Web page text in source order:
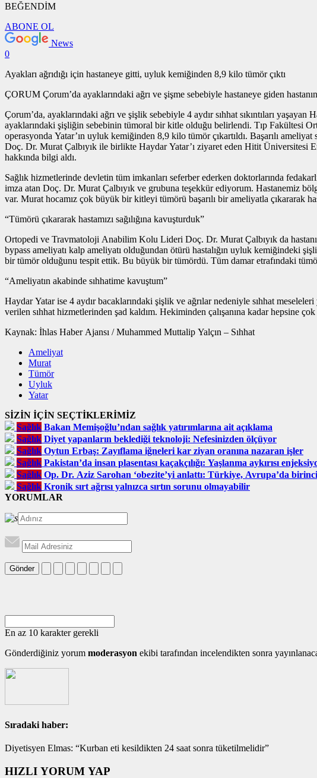
BEĞENDİM
ABONE OL
News
0
Ayakları ağrıdığı için hastaneye gitti, uyluk kemiğinden 8,9 kilo tümör çıktı
ÇORUM Çorum’da ayaklarındaki ağrı ve şişme sebebiyle hastaneye giden
Çorum’da, ayaklarındaki ağrı ve şişlik sebebiyle 4 aydır sıhhat sıkıntıları
ayaklarındaki şişliğin sebebinin tümoral bir kitle olduğu belirlendi. Tıp Fakültesi
operasyonda Yatar’ın uyluk kemiğinden 8,9 kilo tümör çıkartıldı. Başarılı
Doç. Dr. Murat Çalbıyık ile birlikte Haydar Yatar’ı ziyaret eden Hitit
hakkında bilgi aldı.
Sağlık hizmetlerinde devletin tüm imkanları seferber ederken doktorlarında
imza atan Doç. Dr. Murat Çalbıyık ve grubuna teşekkür ediyorum. Hastanemiz
var. Murat hocamız çok büyük bir kitleyi tümörü başarılı bir ameliyatla çıkararak
“Tümörü çıkararak hastamızı sağılığına kavuşturduk”
Ortopedi ve Travmatoloji Anabilim Kolu Lideri Doç. Dr. Murat Çalbıyık da
bypass ameliyatı kalp ameliyatı olduğundan ötürü hastalığın uyluk kemiğindeki
bir tümör olduğunu tespit ettik. Bu büyük bir tümördü. Tüm damar etrafındaki
“Ameliyatın akabinde sıhhatime kavuştum”
Haydar Yatar ise 4 aydır bacaklarındaki şişlik ve ağrılar nedeniyle sıhhat
verilen sıhhat hizmetlerinden şad kaldım. Hekiminden çalışanına kadar hepsine
Kaynak: İhlas Haber Ajansı / Muhammed Muttalip Yalçın – Sıhhat
Ameliyat
Murat
Tümör
Uyluk
Yatar
SİZİN İÇİN SEÇTİKLERİMİZ
Sağlık Bakan Memişoğlu’ndan sağlık yatırımlarına ait açıklama
Sağlık Diyet yapanların beklediği teknoloji: Nefesinizden ölçüyor
Sağlık Oytun Erbaş: Zayıflama iğneleri kar ziyan oranına nazaran işler
Sağlık Pakistan’da insan plasentası kaçakçılığı: Yaşlanma aykırısı
Sağlık Op. Dr. Aziz Sarohan ‘obezite’yi anlattı: Türkiye, Avrupa’da birinci
Sağlık Kronik sırt ağrısı yalnızca sırtın sorunu olmayabilir
YORUMLAR
Gönder
En az 10 karakter gerekli
Gönderdiğiniz yorum moderasyon ekibi tarafından incelendikten sonra
Sıradaki haber:
Diyetisyen Elmas: “Kurban eti kesildikten 24 saat sonra tüketilmelidir”
HIZLI YORUM YAP